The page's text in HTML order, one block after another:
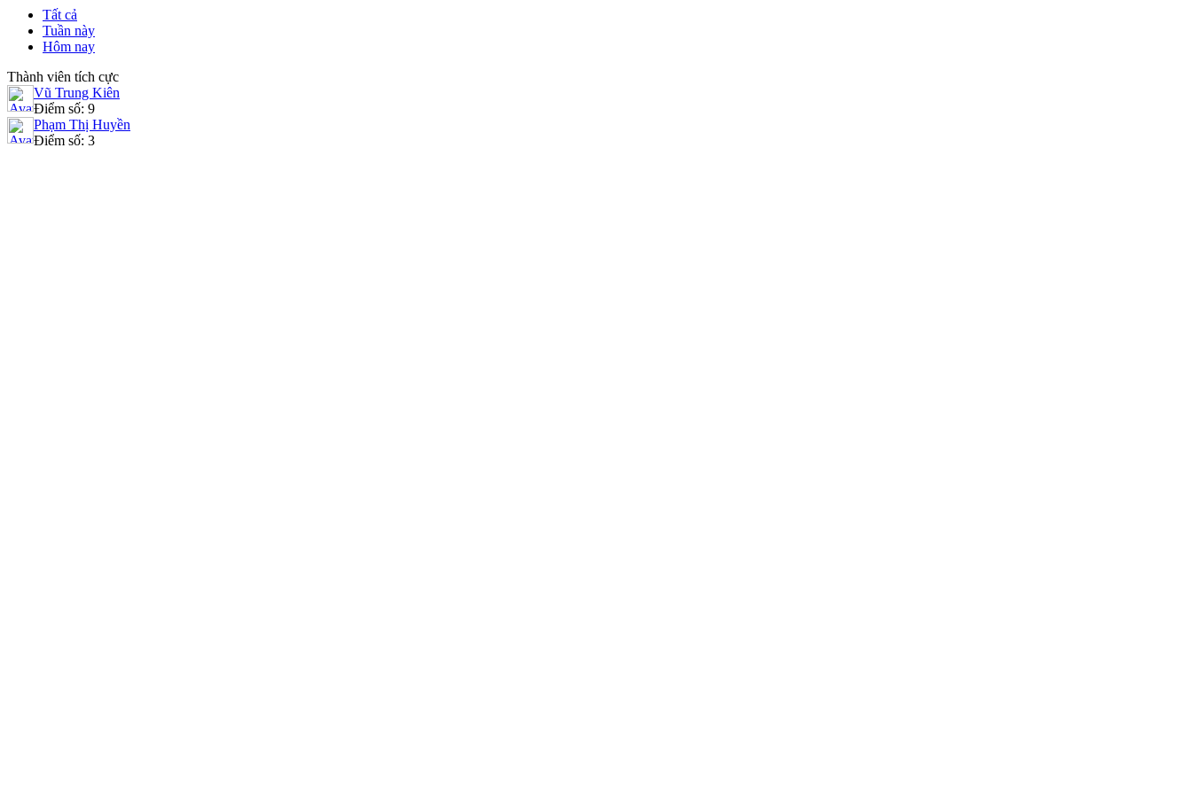
Tất cả
Tuần này
Hôm nay
Thành viên tích cực
Vũ Trung Kiên
Điểm số: 9
Phạm Thị Huyền
Điểm số: 3